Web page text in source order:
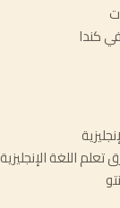
كندا
اللغة الإنجليزية